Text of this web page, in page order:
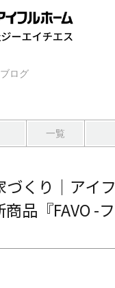
ログ
一覧
くり｜アイフ
品『FAVO -フ